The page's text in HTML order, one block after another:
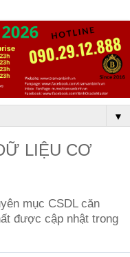
▼
LIỆU CƠ
mục CSDL căn
được cập nhật trong